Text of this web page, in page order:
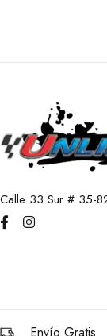
Calle 33 Sur # 35-